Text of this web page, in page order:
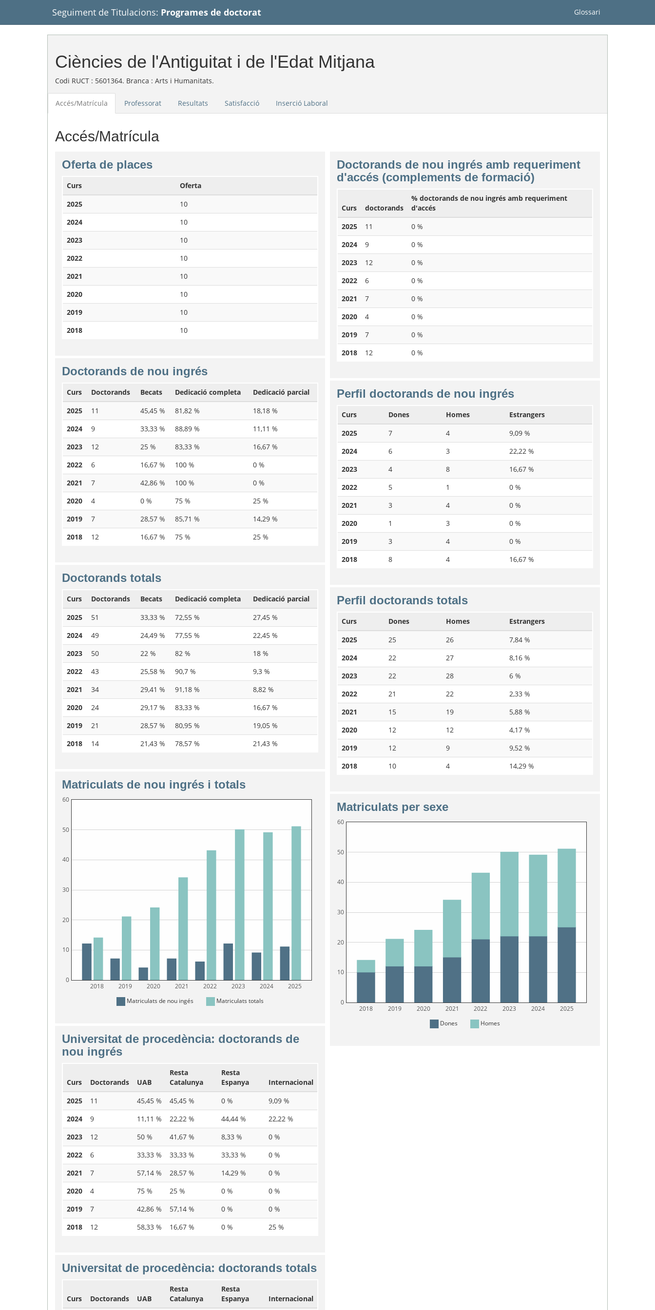
Seguiment de Titulacions: Programes de doctorat Glossari
Ciències de l'Antiguitat i de l'Edat Mitjana
Codi RUCT : 5601364. Branca : Arts i Humanitats.
Accés/Matrícula Professorat Resultats Satisfacció Inserció Laboral
Accés/Matrícula
Oferta de places
Curs
Oferta
2025
10
2024
10
2023
10
2022
10
2021
10
2020
10
2019
10
2018
10
Doctorands de nou ingrés
Curs Doctorands Becats Dedicació completa
Dedicació parcial
2025
11 45,45 % 81,82 %
18,18 %
2024
9 33,33 % 88,89 %
11,11 %
2023
12 25 % 83,33 %
16,67 %
2022
6 16,67 % 100 %
0 %
2021
7 42,86 % 100 %
0 %
2020
4 0 % 75 %
25 %
2019
7 28,57 % 85,71 %
14,29 %
2018
12 16,67 % 75 % 25 %
Doctorands totals
Curs Doctorands Becats Dedicació completa
Dedicació parcial
2025
51 33,33 % 72,55 %
27,45 %
2024
49 24,49 % 77,55 %
22,45 %
2023
50 22 % 82 %
18 %
2022
43 25,58 % 90,7 %
9,3 %
2021
34 29,41 % 91,18 %
8,82 %
2020
24 29,17 % 83,33 %
16,67 %
2019
21 28,57 % 80,95 %
19,05 %
2018
14 21,43 % 78,57 % 21,43 %
Matriculats de nou ingrés i totals
2018 2019 2020 2021 2022 2023 2024 2025
0
10
20
30
40
50
60
Matriculats de nou ingés Matriculats totals
Universitat de procedència: doctorands de
nou ingrés
Curs Doctorands UAB
Resta
Catalunya
Resta
Espanya
Internacional
2025
11 45,45 % 45,45 % 0 %
9,09 %
2024
9 11,11 % 22,22 % 44,44 %
22,22 %
2023
12 50 % 41,67 % 8,33 %
0 %
2022
6 33,33 % 33,33 % 33,33 %
0 %
2021
7 57,14 % 28,57 % 14,29 %
0 %
2020
4 75 % 25 % 0 %
0 %
2019
7 42,86 % 57,14 % 0 %
0 %
2018
12 58,33 % 16,67 % 0 % 25 %
Universitat de procedència: doctorands totals
Curs Doctorands UAB
Resta
Catalunya
Resta
Espanya
Internacional
Doctorands de nou ingrés amb requeriment
d'accés (complements de formació)
Curs doctorands
% doctorands de nou ingrés amb requeriment
d'accés
2025
11
0 %
2024
9
0 %
2023
12
0 %
2022
6
0 %
2021
7
0 %
2020
4
0 %
2019
7
0 %
2018
12 0 %
Perfil doctorands de nou ingrés
Curs Dones Homes
Estrangers
2025
7 4
9,09 %
2024
6 3
22,22 %
2023
4 8
16,67 %
2022
5 1
0 %
2021
3 4
0 %
2020
1 3
0 %
2019
3 4
0 %
2018
8 4 16,67 %
Perfil doctorands totals
Curs Dones Homes
Estrangers
2025
25 26
7,84 %
2024
22 27
8,16 %
2023
22 28
6 %
2022
21 22
2,33 %
2021
15 19
5,88 %
2020
12 12
4,17 %
2019
12 9
9,52 %
2018
10 4 14,29 %
Matriculats per sexe
2018 2019 2020 2021 2022 2023 2024 2025
0
10
20
30
40
50
60
Dones Homes